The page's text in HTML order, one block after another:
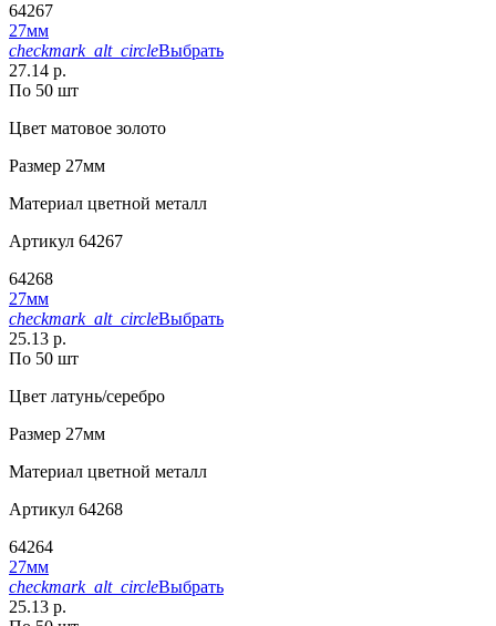
64267
27мм
checkmark_alt_circleВыбрать
27.14 р.
По 50 шт
Цвет матовое золото
Размер 27мм
Материал цветной металл
Артикул 64267
64268
27мм
checkmark_alt_circleВыбрать
25.13 р.
По 50 шт
Цвет латунь/серебро
Размер 27мм
Материал цветной металл
Артикул 64268
64264
27мм
checkmark_alt_circleВыбрать
25.13 р.